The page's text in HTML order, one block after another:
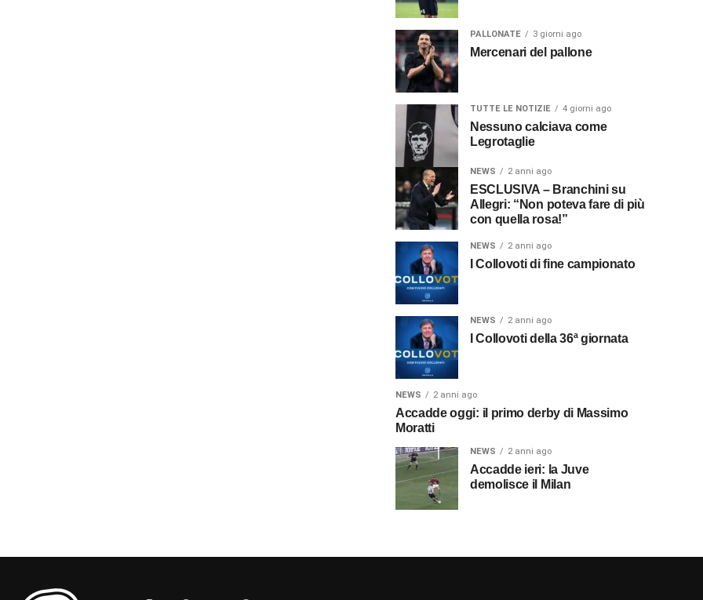
PALLONATE 3 giorni ago
Mercenari del pallone
TUTTE LE NOTIZIE 4 giorni ago
Nessuno calciava come
Legrotaglie
NEWS 2 anni ago
ESCLUSIVA – Branchini su
Allegri: “Non poteva fare di più
con quella rosa!”
NEWS 2 anni ago
I Collovoti di fine campionato
NEWS 2 anni ago
I Collovoti della 36ª giornata
NEWS 2 anni ago
Accadde oggi: il primo derby di Massimo
Moratti
NEWS 2 anni ago
Accadde ieri: la Juve
demolisce il Milan